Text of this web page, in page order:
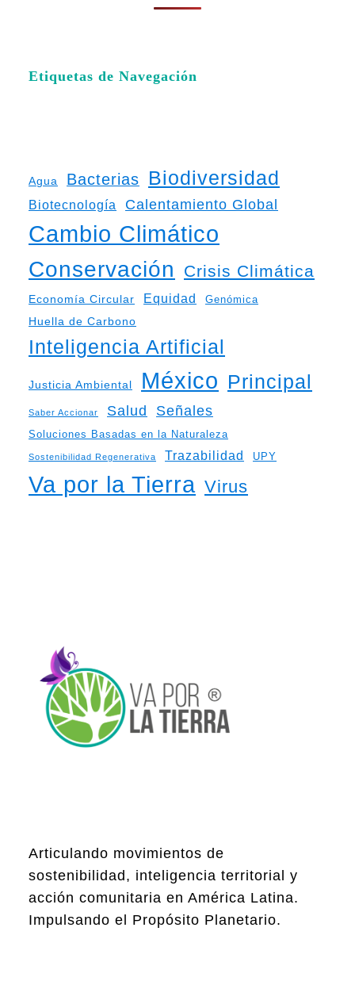
Etiquetas de Navegación
Agua Bacterias Biodiversidad
Biotecnología Calentamiento Global
Cambio Climático
Conservación Crisis Climática
Economía Circular Equidad Genómica
Huella de Carbono
Inteligencia Artificial
Justicia Ambiental México Principal
Saber Accionar Salud Señales
Soluciones Basadas en la Naturaleza
Sostenibilidad Regenerativa Trazabilidad UPY
Va por la Tierra Virus
Articulando movimientos de
sostenibilidad, inteligencia territorial y
acción comunitaria en América Latina.
Impulsando el Propósito Planetario.